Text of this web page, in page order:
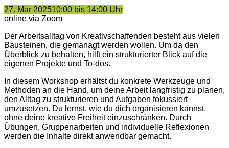
27. Mär 202510:00 bis 14:00 Uhr
online via Zoom
Der Arbeitsalltag von Kreativschaffenden besteht aus vielen
Bausteinen, die gemanagt werden wollen. Um da den
Überblick zu behalten, hilft ein strukturierter Blick auf die
eigenen Projekte und To-dos.
In diesem Workshop erhältst du konkrete Werkzeuge und
Methoden an die Hand, um deine Arbeit langfristig zu planen,
den Alltag zu strukturieren und Aufgaben fokussiert
umzusetzen. Du lernst, wie du dich organisieren kannst,
ohne deine kreative Freiheit einzuschränken. Durch
Übungen, Gruppenarbeiten und individuelle Reflexionen
werden die Inhalte direkt anwendbar gemacht.